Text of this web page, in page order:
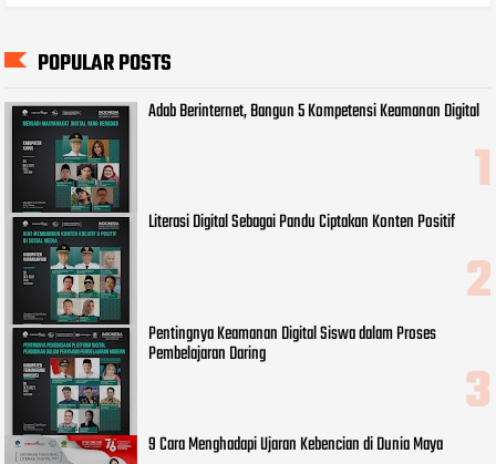
POPULAR POSTS
Adab Berinternet, Bangun 5 Kompetensi Keamanan Digital
Literasi Digital Sebagai Pandu Ciptakan Konten Positif
Pentingnya Keamanan Digital Siswa dalam Proses
Pembelajaran Daring
9 Cara Menghadapi Ujaran Kebencian di Dunia Maya